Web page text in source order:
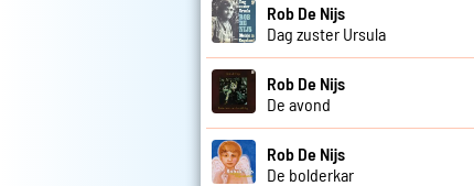
Rob De Nijs
Dag zuster Ursula
Rob De Nijs
De avond
Rob De Nijs
De bolderkar